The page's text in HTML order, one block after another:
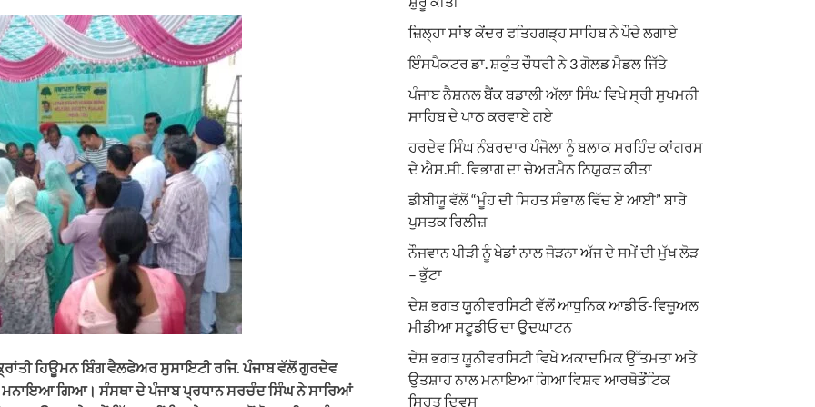
ਹਿਊਮਨ ਬਿੰਗ ਵੈਲਫੇਅਰ ਸੁਸਾਇਟੀ ਰਜਿ. ਪੰਜਾਬ ਵੱਲੋਂ ਗੁਰਦੇਵ
ਮਨਾਇਆ ਗਿਆ। ਸੰਸਥਾ ਦੇ ਪੰਜਾਬ ਪ੍ਰਧਾਨ ਸਰਚੰਦ ਸਿੰਘ ਨੇ ਸਾਰਿਆਂ
ਜ਼ਿਲ੍ਹਾ ਸਾਂਝ ਕੇਂਦਰ ਫਤਿਹਗੜ੍ਹ ਸਾਹਿਬ ਨੇ ਪੌਦੇ ਲਗਾਏ
ਇੰਸਪੈਕਟਰ ਡਾ. ਸ਼ਕੁੰਤ ਚੌਧਰੀ ਨੇ 3 ਗੋਲਡ ਮੈਡਲ ਜਿੱਤੇ
ਪੰਜਾਬ ਨੈਸ਼ਨਲ ਬੈਂਕ ਬਡਾਲੀ ਅੱਲਾ ਸਿੰਘ ਵਿਖੇ ਸ੍ਰੀ ਸੁਖਮਨੀ
ਸਾਹਿਬ ਦੇ ਪਾਠ ਕਰਵਾਏ ਗਏ
ਹਰਦੇਵ ਸਿੰਘ ਨੰਬਰਦਾਰ ਪੰਜੋਲਾ ਨੂੰ ਬਲਾਕ ਸਰਹਿੰਦ ਕਾਂਗਰਸ
ਦੇ ਐਸ.ਸੀ. ਵਿਭਾਗ ਦਾ ਚੇਅਰਮੈਨ ਨਿਯੁਕਤ ਕੀਤਾ
ਡੀਬੀਯੂ ਵੱਲੋਂ “ਮੂੰਹ ਦੀ ਸਿਹਤ ਸੰਭਾਲ ਵਿੱਚ ਏ ਆਈ” ਬਾਰੇ
ਪੁਸਤਕ ਰਿਲੀਜ਼
ਨੌਜਵਾਨ ਪੀੜੀ ਨੂੰ ਖੇਡਾਂ ਨਾਲ ਜੋੜਨਾ ਅੱਜ ਦੇ ਸਮੇਂ ਦੀ ਮੁੱਖ ਲੋੜ
– ਭੁੱਟਾ
ਦੇਸ਼ ਭਗਤ ਯੂਨੀਵਰਸਿਟੀ ਵੱਲੋਂ ਆਧੁਨਿਕ ਆਡੀਓ-ਵਿਜ਼ੂਅਲ
ਮੀਡੀਆ ਸਟੂਡੀਓ ਦਾ ਉਦਘਾਟਨ
ਦੇਸ਼ ਭਗਤ ਯੂਨੀਵਰਸਿਟੀ ਵਿਖੇ ਅਕਾਦਮਿਕ ਉੱਤਮਤਾ ਅਤੇ
ਉਤਸ਼ਾਹ ਨਾਲ ਮਨਾਇਆ ਗਿਆ ਵਿਸ਼ਵ ਆਰਥੋਡੌਂਟਿਕ
ਸਿਹਤ ਦਿਵਸ